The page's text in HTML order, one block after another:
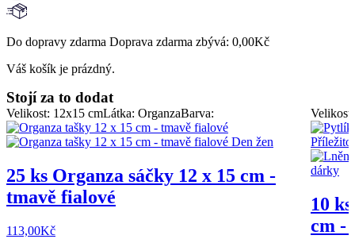
Do dopravy zdarma Doprava zdarma zbývá: 0,00Kč
Váš košík je prázdný.
Stojí za to dodat
Velikost: 12x15 cmLátka: OrganzaBarva:
25 ks Organza sáčky 12 x 15 cm -
tmavě fialové
113,00Kč
10
cm -